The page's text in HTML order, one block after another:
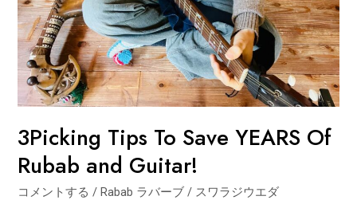
3Picking Tips To Save YEARS Of
Rubab and Guitar!
コメントする /Rabab ラバーブ / スワラジウエダ
and
Guitar!